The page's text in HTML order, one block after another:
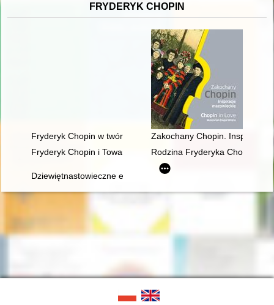
FRYDERYK CHOPIN
Fryderyk Chopin w twórczości Jarosława Iwaszkiewicza (w
Zakochany Chopin. Inspiracje
Fryderyk Chopin i Towarzystwo Politechniczne Polskie w
Rodzina Fryderyka Chopina na
Dziewiętnastowieczne edycje dzieł Fryderyka Chopina jako